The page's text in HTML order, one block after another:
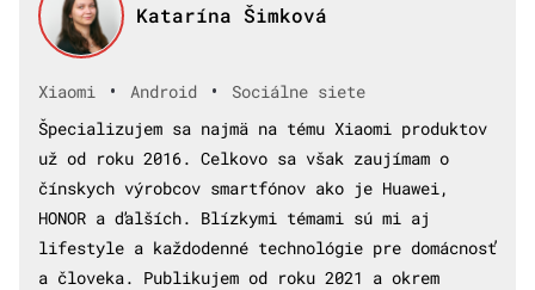
Katarína Šimková
Xiaomi • Android •
Sociálne siete
Špecializujem sa najmä na tému Xiaomi produktov
už od roku 2016. Celkovo sa však zaujímam o
čínskych výrobcov smartfónov ako je Huawei,
HONOR a ďalších. Blízkymi témami sú mi aj
lifestyle a každodenné technológie pre domácnosť
a človeka. Publikujem od roku 2021 a okrem